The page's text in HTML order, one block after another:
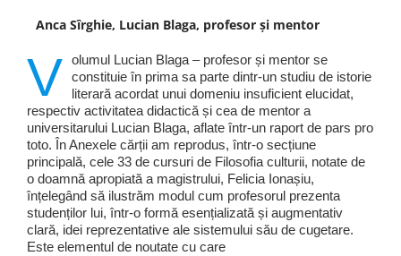
Anca Sîrghie, Lucian Blaga, profesor și mentor
V olumul Lucian Blaga – profesor și mentor se
constituie în prima sa parte dintr-un studiu de istorie
literară acordat unui domeniu insuficient elucidat,
respectiv activitatea didactică și cea de mentor a
universitarului Lucian Blaga, aflate într-un raport de pars pro
toto. În Anexele cărții am reprodus, într-o secțiune
principală, cele 33 de cursuri de Filosofia culturii, notate de
o doamnă apropiată a magistrului, Felicia Ionașiu,
înțelegând să ilustrăm modul cum profesorul prezenta
studenților lui, într-o formă esențializată și augmentativ
clară, idei reprezentative ale sistemului său de cugetare.
Este elementul de noutate cu care